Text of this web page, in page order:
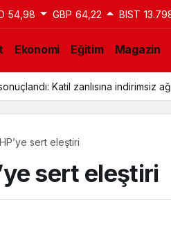
54,98 GBP 64,22 BIST
Ekonomi Eğitim Magazin
Katil zanlısına indirimsiz
sert eleştiri
sert eleştiri